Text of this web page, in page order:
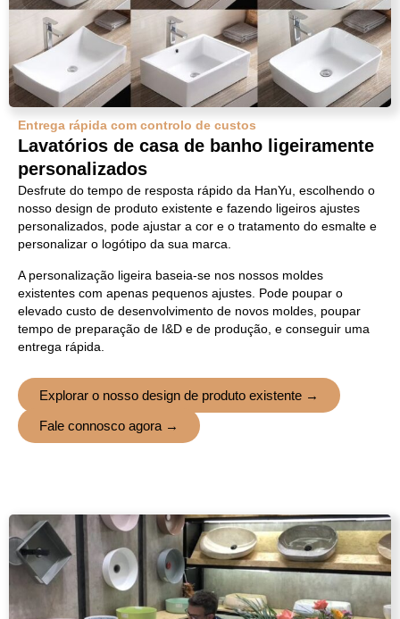
Entrega rápida com controlo de custos
Lavatórios de casa de banho ligeiramente
personalizados
Desfrute do tempo de resposta rápido da HanYu, escolhendo o
nosso design de produto existente e fazendo ligeiros ajustes
personalizados, pode ajustar a cor e o tratamento do esmalte e
personalizar o logótipo da sua marca.
A personalização ligeira baseia-se nos nossos moldes
existentes com apenas pequenos ajustes. Pode poupar o
elevado custo de desenvolvimento de novos moldes, poupar
tempo de preparação de I&D e de produção, e conseguir uma
entrega rápida.
Explorar o nosso design de produto existente →
Fale connosco agora →